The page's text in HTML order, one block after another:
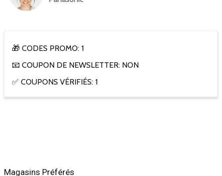
🎁 CODES PROMO: 1
📧 COUPON DE NEWSLETTER: NON
✅ COUPONS VÉRIFIÉS: 1
Magasins Préférés